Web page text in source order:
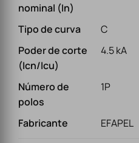
nominal (In)
Tipo de curva
C
Poder de corte
(Icn/Icu)
4.5 kA
Número de
polos
1P
Fabricante EFAPEL